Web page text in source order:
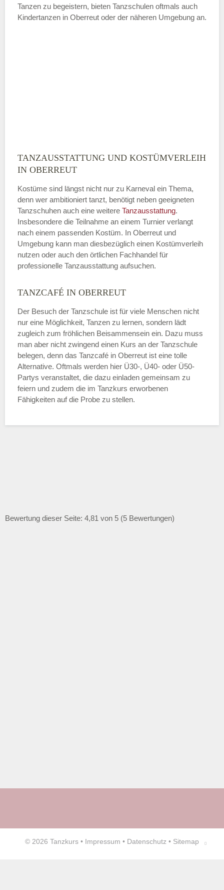
ABSENDEN
Tanzen zu begeistern, bieten Tanzschulen oftmals auch
Kindertanzen in Oberreut oder der näheren Umgebung an.
TANZAUSSTATTUNG UND KOSTÜMVERLEIH
IN OBERREUT
Kostüme sind längst nicht nur zu Karneval ein Thema,
denn wer ambitioniert tanzt, benötigt neben geeigneten
Tanzschuhen auch eine weitere Tanzausstattung.
Insbesondere die Teilnahme an einem Turnier verlangt
nach einem passenden Kostüm. In Oberreut und
Umgebung kann man diesbezüglich einen Kostümverleih
nutzen oder auch den örtlichen Fachhandel für
professionelle Tanzausstattung aufsuchen.
TANZCAFÉ IN OBERREUT
Der Besuch der Tanzschule ist für viele Menschen nicht
nur eine Möglichkeit, Tanzen zu lernen, sondern lädt
zugleich zum fröhlichen Beisammensein ein. Dazu muss
man aber nicht zwingend einen Kurs an der Tanzschule
belegen, denn das Tanzcafé in Oberreut ist eine tolle
Alternative. Oftmals werden hier Ü30-, Ü40- oder Ü50-
Partys veranstaltet, die dazu einladen gemeinsam zu
feiern und zudem die im Tanzkurs erworbenen
Fähigkeiten auf die Probe zu stellen.
Bewertung dieser Seite: 4,81 von 5 (5 Bewertungen)
© 2026 Tanzkurs • Impressum • Datenschutz • Sitemap